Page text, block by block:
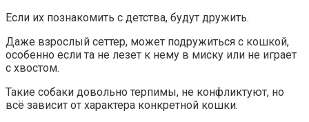
Если их познакомить с детства, будут дружить.
Даже взрослый сеттер, может подружиться с кошкой,
особенно если та не лезет к нему в миску или не играет
с хвостом.
Такие собаки довольно терпимы, не конфликтуют, но
всё зависит от характера конкретной кошки.